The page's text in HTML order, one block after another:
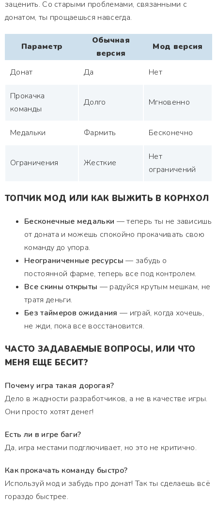
заценить. Со старыми проблемами, связанными с
донатом, ты прощаешься навсегда.
Параметр
Обычная
версия
Мод версия
Донат Да Нет
Прокачка
команды
Долго Мгновенно
Медальки Фармить Бесконечно
Ограничения Жесткие
Нет
ограничений
ТОПЧИК МОД ИЛИ КАК ВЫЖИТЬ В КОРНХОЛ
Бесконечные медальки — теперь ты не зависишь
от доната и можешь спокойно прокачивать свою
команду до упора.
Неограниченные ресурсы — забудь о
постоянной фарме, теперь все под контролем.
Все скины открыты — радуйся крутым мешкам, не
тратя деньги.
Без таймеров ожидания — играй, когда хочешь,
не жди, пока все восстановится.
ЧАСТО ЗАДАВАЕМЫЕ ВОПРОСЫ, ИЛИ ЧТО
МЕНЯ ЕЩЕ БЕСИТ?
Почему игра такая дорогая?
Дело в жадности разработчиков, а не в качестве игры.
Они просто хотят денег!
Есть ли в игре баги?
Да, игра местами подглючивает, но это не критично.
Как прокачать команду быстро?
Используй мод и забудь про донат! Так ты сделаешь всё
гораздо быстрее.